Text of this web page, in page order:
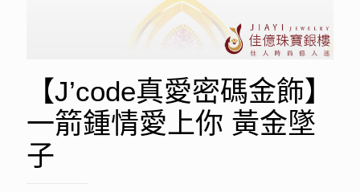
【J’code真愛密碼金飾】
一箭鍾情愛上你 黃金墜
子